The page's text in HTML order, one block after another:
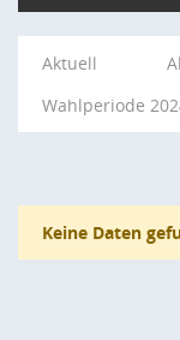
Aktuell
Wahlperiode
Keine Daten